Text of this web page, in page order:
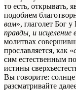
то есть, открывать,
подобием
вам», глаголет Бог
правды, и исцеление
молитвах
прославляется, как «
сим естественным
истины
Вы говорите:
разсматривайте